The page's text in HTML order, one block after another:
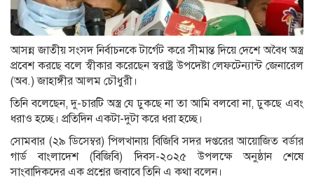
আসন্ন জাতীয় সংসদ নির্বাচনকে টার্গেট করে সীমান্ত দিয়ে দেশে অবৈধ অস্ত্র
প্রবেশ করছে বলে স্বীকার করেছেন স্বরাষ্ট্র উপদেষ্টা লেফটেন্যান্ট জেনারেল
(অব.) জাহাঙ্গীর আলম চৌধুরী।
তিনি বলেছেন, দু-চারটি অস্ত্র যে ঢুকছে না তা আমি বলবো না, ঢুকছে এবং
ধরাও হচ্ছে। প্রতিদিন একটা-দুটা করে ধরা হচ্ছে।
সোমবার (২৯ ডিসেম্বর) পিলখানায় বিজিবি সদর দপ্তরের আয়োজিত বর্ডার
গার্ড বাংলাদেশ (বিজিবি) দিবস-২০২৫ উপলক্ষে অনুষ্ঠান শেষে
সাংবাদিকদের এক প্রশ্নের জবাবে তিনি এ কথা বলেন।